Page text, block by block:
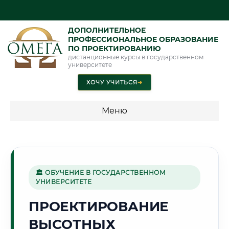
ДОПОЛНИТЕЛЬНОЕ
ПРОФЕССИОНАЛЬНОЕ ОБРАЗОВАНИЕ
ПО ПРОЕКТИРОВАНИЮ
дистанционные курсы в государственном
университете
ХОЧУ УЧИТЬСЯ➜
Меню
🌅
Г. ОРЕНБУРГ
🏛 ОБУЧЕНИЕ В ГОСУДАРСТВЕННОМ
УНИВЕРСИТЕТЕ
ПРОЕКТИРОВАНИЕ
ВЫСОТНЫХ